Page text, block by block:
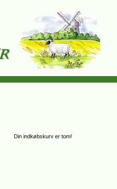
Din indkøbskurv er tom!